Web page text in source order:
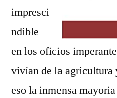
impresci
ndible
en los oficios
vivían de la agricultura
eso la inmensa